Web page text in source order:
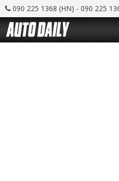
090 225 1368 (HN) - 090 225